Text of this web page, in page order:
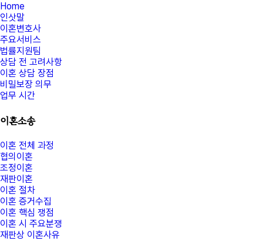
Home
인삿말
이혼변호사
주요서비스
법률지원팀
상담 전 고려사항
이혼 상담 장점
비밀보장 의무
업무 시간
이혼소송
이혼 전체 과정
협의이혼
조정이혼
재판이혼
이혼 절차
이혼 증거수집
이혼 핵심 쟁점
이혼 시 주요분쟁
재판상 이혼사유